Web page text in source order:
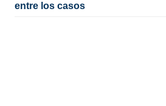
entre los casos